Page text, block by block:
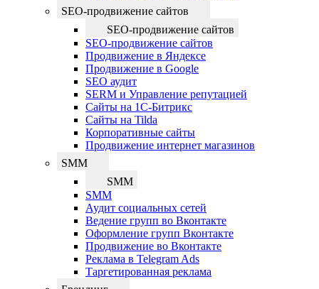
SEO-продвижение сайтов
SEO-продвижение сайтов
SEO-продвижение сайтов
Продвижение в Яндексе
Продвижение в Google
SEO аудит
SERM и Управление репутацией
Сайты на 1С-Битрикс
Сайты на Tilda
Корпоративные сайты
Продвижение интернет магазинов
SMM
SMM
SMM
Аудит социальных сетей
Ведение групп во Вконтакте
Оформление групп Вконтакте
Продвижение во Вконтакте
Реклама в Telegram Ads
Таргетированная реклама